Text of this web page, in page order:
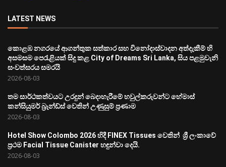
LATEST NEWS
කොළඹ නගරයේ ආගන්තුක සත්කාර සහ විනෝදාස්වාදන අත්දැකීම් හි
අසමසම පෙරැළියක් සිදු කළ City of Dreams Sri Lanka, සිය පළමුවැනි
සංවත්සරය සමරයි
2026-08-03
තම සාර්ථකත්වයට උරදුන් බෙදාහැරීමේ හවුල්කරුවන්ට හේමාස්
කන්සියුමර් බ්‍රෑන්ඩ්ස් වෙතින් උණුසුම් ප්‍රණාම
2026-08-03
Hotel Show Colombo 2026 හිදී FINEX Tissues වෙතින් ශ්‍රී ලංකාවේ
ප්‍රථම Facial Tissue Canister හඳුන්වා දෙයි.
2026-08-03